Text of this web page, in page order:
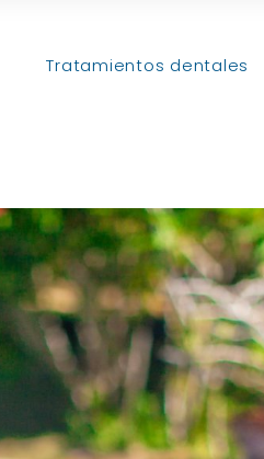
Tratamientos dentales